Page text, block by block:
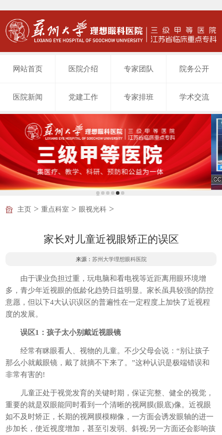
网站首页 医院介绍 专家团队 院务公开
医院新闻 党建工作 专家排班 学术交流
主页> 重点科室 > 眼视光科>
家长对儿童近视眼矫正的误区
来源： 苏州大学理想眼科医院
由于课业负担过重，玩电脑和看电视等近距离用眼环境增
多，青少年近视眼的低龄化趋势日益明显。家长虽具较强的防控
意愿，但以下4大认识误区的普遍性在一定程度上加快了近视程
度的发展。
误区1：孩子太小别戴近视眼镜
经常有眯眼看人、视物的儿童。不少父母会说：“别让孩子
那么小就戴眼镜，戴了就摘不下来了。”这种认识是极端错误和
非常有害的!
儿童正处于视觉发育的关键时期，保证完整、健全的视觉，
重要的就是双眼能同时看到一个清晰的视网膜(眼底)像。近视眼
如不及时矫正，长期的视网膜模糊像，一方面会诱发眼轴的进一
步加长，使近视度增加，甚至引发弱、斜视;另一方面还会影响孩